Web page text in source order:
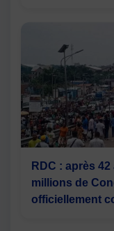
RDC : après
millions de
officiellement